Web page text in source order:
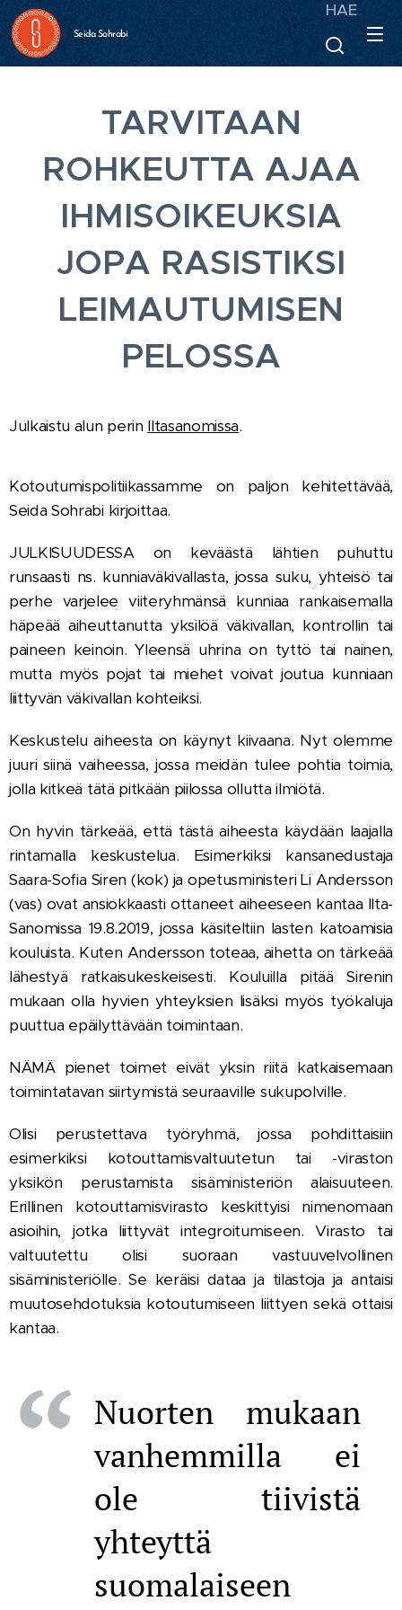
Seida Sohrabi
HAE
TARVITAAN
ROHKEUTTA AJAA
IHMISOIKEUKSIA
JOPA RASISTIKSI
LEIMAUTUMISEN
PELOSSA
Julkaistu alun perin Iltasanomissa.
Kotoutumispolitiikassamme on paljon kehitettävää,
Seida Sohrabi kirjoittaa.
JULKISUUDESSA on keväästä lähtien puhuttu
runsaasti ns. kunniaväkivallasta, jossa suku, yhteisö tai
perhe varjelee viiteryhmänsä kunniaa rankaisemalla
häpeää aiheuttanutta yksilöä väkivallan, kontrollin tai
paineen keinoin. Yleensä uhrina on tyttö tai nainen,
mutta myös pojat tai miehet voivat joutua kunniaan
liittyvän väkivallan kohteiksi.
Keskustelu aiheesta on käynyt kiivaana. Nyt olemme
juuri siinä vaiheessa, jossa meidän tulee pohtia toimia,
jolla kitkeä tätä pitkään piilossa ollutta ilmiötä.
On hyvin tärkeää, että tästä aiheesta käydään laajalla
rintamalla keskustelua. Esimerkiksi kansanedustaja
Saara-Sofia Siren (kok) ja opetusministeri Li Andersson
(vas) ovat ansiokkaasti ottaneet aiheeseen kantaa Ilta-
Sanomissa 19.8.2019, jossa käsiteltiin lasten katoamisia
kouluista. Kuten Andersson toteaa, aihetta on tärkeää
lähestyä ratkaisukeskeisesti. Kouluilla pitää Sirenin
mukaan olla hyvien yhteyksien lisäksi myös työkaluja
puuttua epäilyttävään toimintaan.
NÄMÄ pienet toimet eivät yksin riitä katkaisemaan
toimintatavan siirtymistä seuraaville sukupolville.
Olisi perustettava työryhmä, jossa pohdittaisiin
esimerkiksi kotouttamisvaltuutetun tai -viraston
yksikön perustamista sisäministeriön alaisuuteen.
Erillinen kotouttamisvirasto keskittyisi nimenomaan
asioihin, jotka liittyvät integroitumiseen. Virasto tai
valtuutettu olisi suoraan vastuuvelvollinen
sisäministeriölle. Se keräisi dataa ja tilastoja ja antaisi
muutosehdotuksia kotoutumiseen liittyen sekä ottaisi
kantaa.
Nuorten mukaan
vanhemmilla ei
ole tiivistä
yhteyttä
suomalaiseen